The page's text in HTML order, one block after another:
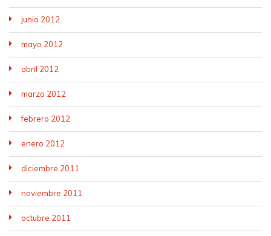
junio 2012
mayo 2012
abril 2012
marzo 2012
febrero 2012
enero 2012
diciembre 2011
noviembre 2011
octubre 2011